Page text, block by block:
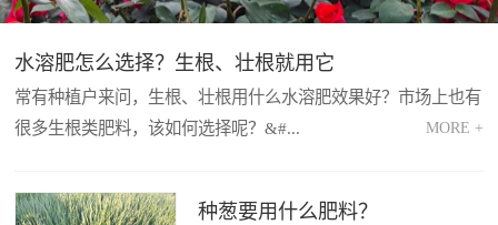
水溶肥怎么选择？生根、壮根就用它
常有种植户来问，生根、壮根用什么水溶肥效果好？市场上也有
很多生根类肥料，该如何选择呢？&#...
MORE +
种葱要用什么肥料？